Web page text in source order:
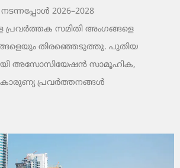
2026–2028
പ്രവർത്തക സമിതി അംഗങ്ങളെ
തിരഞ്ഞെടുത്തു. പുതിയ
അസോസിയേഷൻ സാമൂഹിക,
പ്രവർത്തനങ്ങൾ